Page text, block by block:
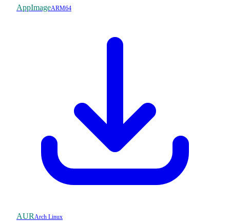
AppImageARM64
AUR Arch Linux